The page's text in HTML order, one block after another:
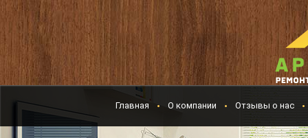
Главная О компании Отзывы о нас